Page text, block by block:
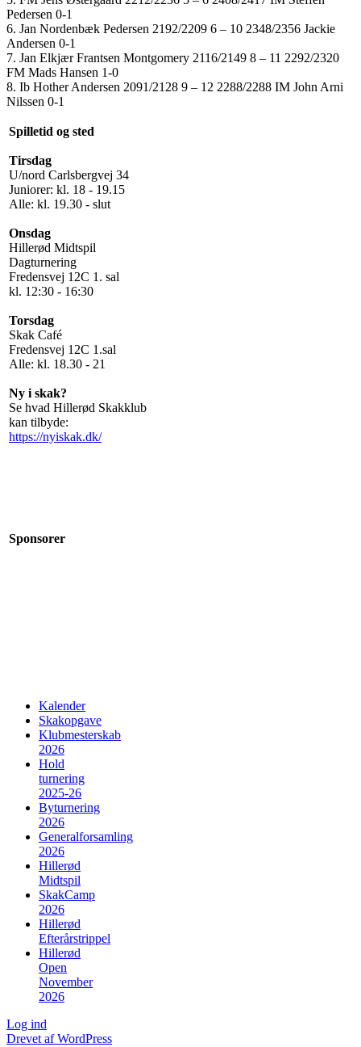
Pedersen 0-1
6. Jan Nordenbæk Pedersen 2192/2209 6 – 10 2348/2356 Jackie
Andersen 0-1
7. Jan Elkjær Frantsen Montgomery 2116/2149 8 – 11 2292/2320
FM Mads Hansen 1-0
8. Ib Hother Andersen 2091/2128 9 – 12 2288/2288 IM John Arni
Nilssen 0-1
Spilletid og sted
Tirsdag
U/nord Carlsbergvej 34
Juniorer: kl. 18 - 19.15
Alle: kl. 19.30 - slut
Onsdag
Hillerød Midtspil
Dagturnering
Fredensvej 12C 1. sal
kl. 12:30 - 16:30
Torsdag
Skak Café
Fredensvej 12C 1.sal
Alle: kl. 18.30 - 21
Ny i skak?
Se hvad Hillerød Skakklub
kan tilbyde:
https://nyiskak.dk/
Sponsorer
Kalender
Skakopgave
Klubmesterskab
2026
Hold
turnering
2025-26
Byturnering
2026
Generalforsamling
2026
Hillerød
Midtspil
SkakCamp
2026
Hillerød
Efterårstrippel
Hillerød
Open
November
2026
Log ind
Drevet af WordPress